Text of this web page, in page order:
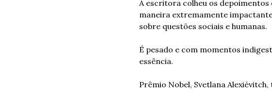
A escritora colheu os
maneira extremamente
sobre questões sociais e humanas.
É pesado e com momentos
essência.
Prêmio Nobel, Svetlana